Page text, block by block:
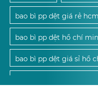
bao bì pp dệt giá rẻ hcm
bao bì pp dệt hồ chí
bao bì pp dệt giá sỉ hồ